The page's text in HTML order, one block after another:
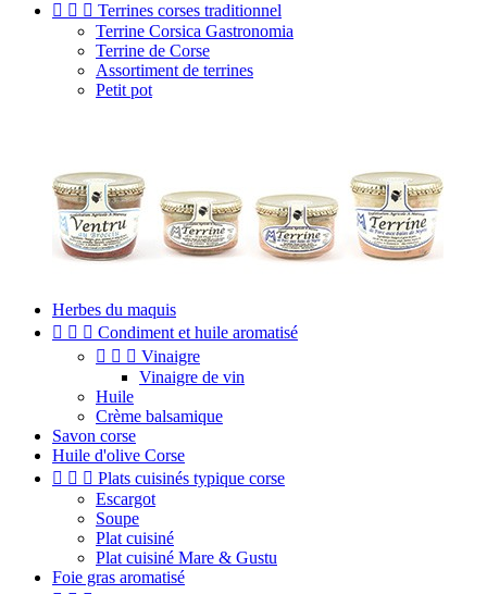
   Terrines corses traditionnel
Terrine Corsica Gastronomia
Terrine de Corse
Assortiment de terrines
Petit pot
Herbes du maquis
   Condiment et huile aromatisé
   Vinaigre
Vinaigre de vin
Huile
Crème balsamique
Savon corse
Huile d'olive Corse
   Plats cuisinés typique corse
Escargot
Soupe
Plat cuisiné
Plat cuisiné Mare & Gustu
Foie gras aromatisé